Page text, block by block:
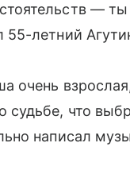
—
летний
очень
что
написал